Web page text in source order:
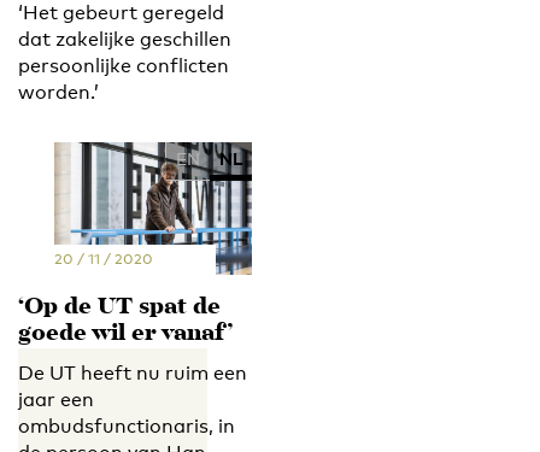
‘Het gebeurt geregeld
dat zakelijke geschillen
persoonlijke conflicten
worden.’
EN NL
20 / 11 / 2020
‘Op de UT spat de
goede wil er vanaf’
De UT heeft nu ruim een
jaar een
ombudsfunctionaris, in